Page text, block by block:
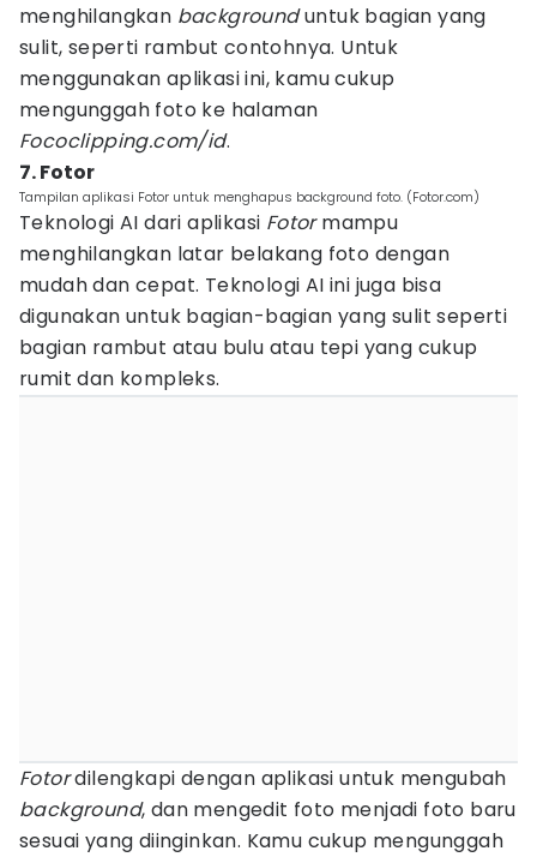
menghilangkan backgrounduntuk bagian yang
sulit, seperti rambut contohnya. Untuk
menggunakan aplikasi ini, kamu cukup
mengunggah foto ke halaman
Fococlipping.com/id.
7. Fotor
Tampilan aplikasi Fotor untuk menghapus background foto. (Fotor.com)
Teknologi AI dari aplikasi Fotormampu
menghilangkan latar belakang foto dengan
mudah dan cepat. Teknologi AI ini juga bisa
digunakan untuk bagian-bagian yang sulit seperti
bagian rambut atau bulu atau tepi yang cukup
rumit dan kompleks.
Fotordilengkapi dengan aplikasi untuk mengubah
background, dan mengedit foto menjadi foto baru
sesuai yang diinginkan. Kamu cukup mengunggah